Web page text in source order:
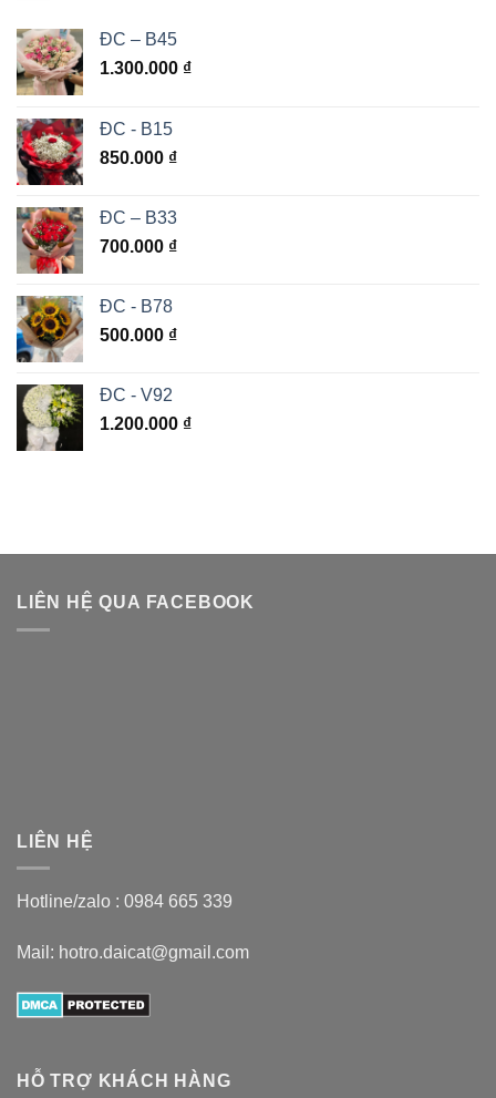
ĐC – B45
1.300.000 ₫
ĐC - B15
850.000 ₫
ĐC – B33
700.000 ₫
ĐC - B78
500.000 ₫
ĐC - V92
1.200.000 ₫
LIÊN HỆ QUA FACEBOOK
LIÊN HỆ
Hotline/zalo : 0984 665 339
Mail: hotro.daicat@gmail.com
HỖ TRỢ KHÁCH HÀNG